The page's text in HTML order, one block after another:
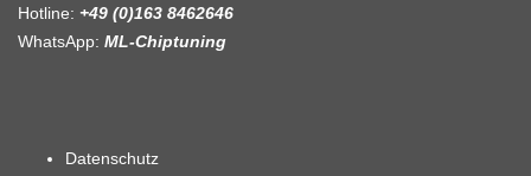
Hotline: +49 (0)163 8462646
WhatsApp: ML-Chiptuning
Datenschutz